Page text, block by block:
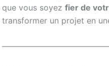
que vous soyez fier de
transformer un projet en